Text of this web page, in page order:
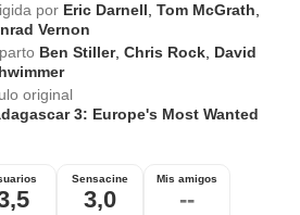
por Eric Darnell ,Tom McGrath
Vernon
Ben Stiller,Chris Rock David
original
3: Europe's Most Wanted
Sensacine
3,0
Mis amigos
--